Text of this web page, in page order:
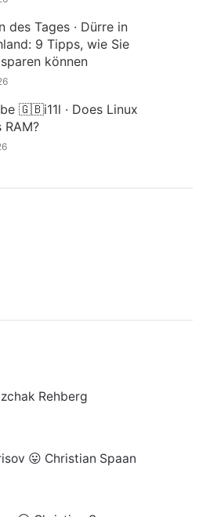
des Tages · Dürre in
9 Tipps, wie Sie
können
🇬🇧i11l · Does Linux
RAM?
Rehberg
😛 Christian Spaan